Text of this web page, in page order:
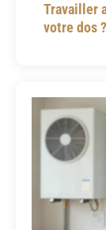
Travailler
votre dos ?